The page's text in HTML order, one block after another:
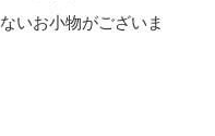
いお小物がございま